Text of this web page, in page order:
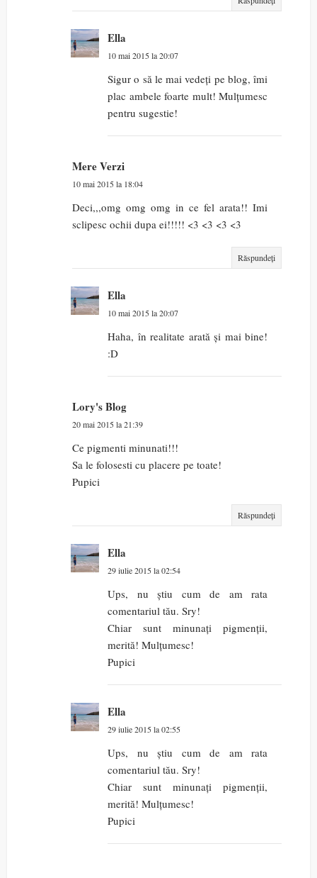
Ella
10 mai 2015 la 20:07
Sigur o să le mai vedeți pe blog, îmi
plac ambele foarte mult! Mulțumesc
pentru sugestie!
Mere Verzi
10 mai 2015 la 18:04
Deci,,,omg omg omg in ce fel arata!! Imi
sclipesc ochii dupa ei!!!!! <3 <3 <3 <3
Răspundeți
Ella
10 mai 2015 la 20:07
Haha, în realitate arată și mai bine!
:D
Lory's Blog
20 mai 2015 la 21:39
Ce pigmenti minunati!!!
Sa le folosesti cu placere pe toate!
Pupici
Răspundeți
Ella
29 iulie 2015 la 02:54
Ups, nu știu cum de am rata
comentariul tău. Sry!
Chiar sunt minunați pigmenții,
merită! Mulțumesc!
Pupici
Ella
29 iulie 2015 la 02:55
Ups, nu știu cum de am rata
comentariul tău. Sry!
Chiar sunt minunați pigmenții,
merită! Mulțumesc!
Pupici